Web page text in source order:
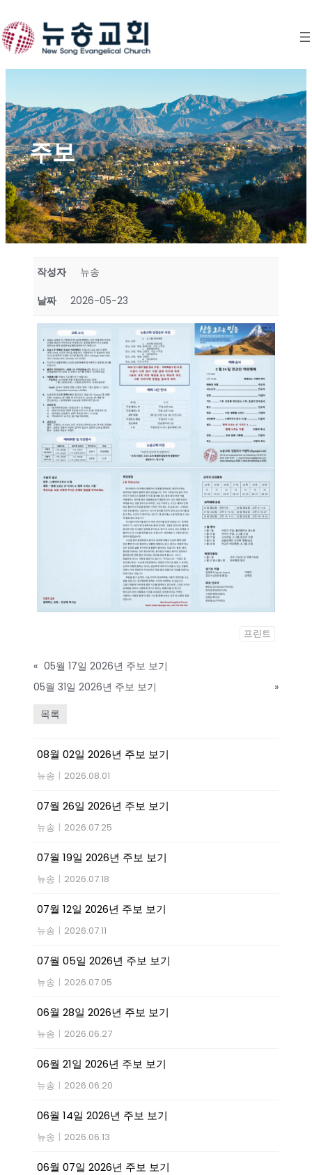
to
content
주보
작성자 뉴송
날짜 2026-05-23
프린트
« 05월 17일 2026년 주보 보기
05월 31일 2026년 주보 보기
»
목록
08월 02일 2026년 주보 보기
뉴송 | 2026.08.01
07월 26일 2026년 주보 보기
뉴송 | 2026.07.25
07월 19일 2026년 주보 보기
뉴송 | 2026.07.18
07월 12일 2026년 주보 보기
뉴송 | 2026.07.11
07월 05일 2026년 주보 보기
뉴송 | 2026.07.05
06월 28일 2026년 주보 보기
뉴송 | 2026.06.27
06월 21일 2026년 주보 보기
뉴송 | 2026.06.20
06월 14일 2026년 주보 보기
뉴송 | 2026.06.13
06월 07일 2026년 주보 보기